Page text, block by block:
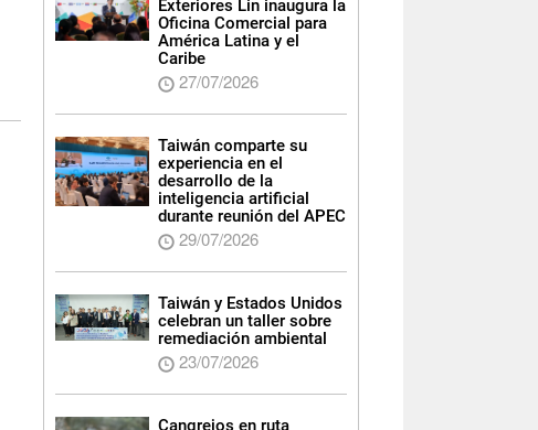
Exteriores Lin inaugura la
Oficina Comercial para
América Latina y el
Caribe
27/07/2026
Taiwán comparte su
experiencia en el
desarrollo de la
inteligencia artificial
durante reunión del APEC
29/07/2026
Taiwán y Estados Unidos
celebran un taller sobre
remediación ambiental
23/07/2026
Cangrejos en ruta